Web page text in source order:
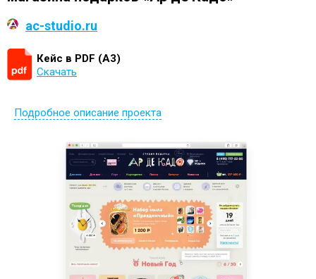
ac-studio.ru
Кейс в PDF (А3)
Скачать
Подробное описание проекта